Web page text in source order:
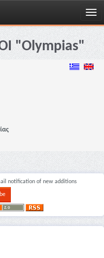
"Olympias"
notification of new additions